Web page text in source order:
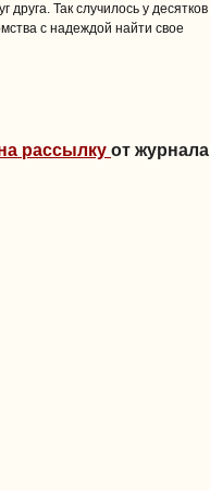
Так случилось у десятков
с надеждой найти свое
рассылку от журнала